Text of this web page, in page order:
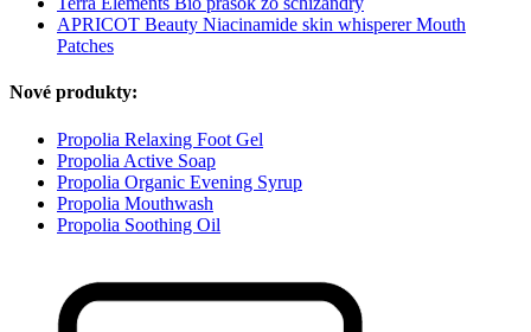
APRICOT Beauty Niacinamide skin whisperer Mouth
Patches
Nové produkty:
Propolia Relaxing Foot Gel
Propolia Active Soap
Propolia Organic Evening Syrup
Propolia Mouthwash
Propolia Soothing Oil